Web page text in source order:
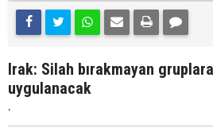
Irak: Silah bırakmayan
uygulanacak
.